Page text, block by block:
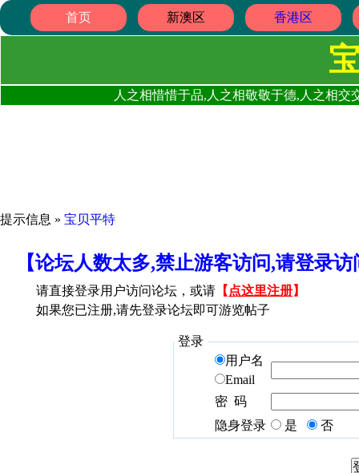
首页 新澳区 香港区
人之相惜惜于品,人之相敬敬于德,人之相
提示信息 » 宝贝平特
【论坛人数太多,禁止游客访问,请登录
请直接登录用户访问论坛，或请 【 点这里注册】
如果您已注册,请先登录论坛即可游览帖子
登录
用户名
Email
密 码
隐身登录
是 否